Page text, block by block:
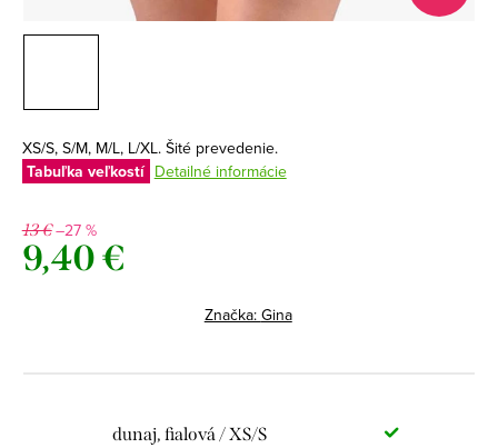
XS/S, S/M, M/L, L/XL. Šité prevedenie.
Tabuľka veľkostí Detailné informácie
13 €–27 %
9,40 €
Značka: Gina
dunaj, fialová / XS/S